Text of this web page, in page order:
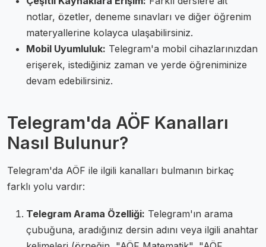
notlar, özetler, deneme sınavları ve diğer öğrenim
materyallerine kolayca ulaşabilirsiniz.
Mobil Uyumluluk: Telegram'a mobil cihazlarınızdan
erişerek, istediğiniz zaman ve yerde öğreniminize
devam edebilirsiniz.
Telegram'da AÖF Kanalları
Nasıl Bulunur?
Telegram'da AÖF ile ilgili kanalları bulmanın birkaç
farklı yolu vardır:
Telegram Arama Özelliği: Telegram'ın arama
çubuğuna, aradığınız dersin adını veya ilgili anahtar